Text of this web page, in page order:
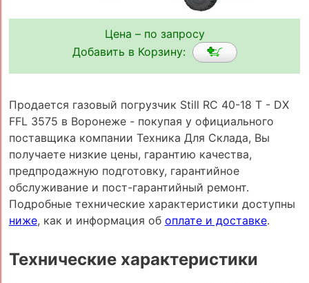
Цена – по запросу
Добавить в Корзину:
Продается газовый погрузчик Still RC 40-18 T - DX
FFL 3575 в Воронеже - покупая у официального
поставщика компании Техника Для Склада, Вы
получаете низкие цены, гарантию качества,
предпродажную подготовку, гарантийное
обслуживание и пост-гарантийный ремонт.
Подробные технические характеристики доступны
ниже, как и информация об оплате и доставке.
Технические характеристики